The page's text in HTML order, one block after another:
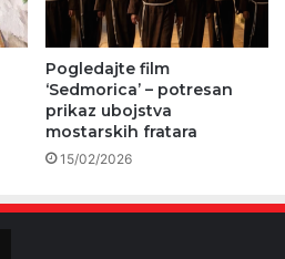
Pogledajte film
‘Sedmorica’ – potresan
prikaz ubojstva
mostarskih fratara
15/02/2026